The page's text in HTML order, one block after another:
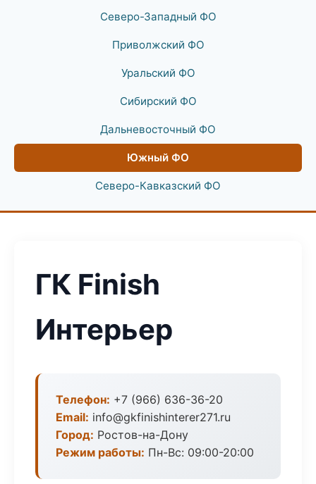
Северо-Западный ФО
Приволжский ФО
Уральский ФО
Сибирский ФО
Дальневосточный ФО
Южный ФО
Северо-Кавказский ФО
ГК Finish
Интерьер
Телефон: +7 (966) 636-36-20
Email: info@gkfinishinterer271.ru
Город: Ростов-на-Дону
Режим работы: Пн-Вс: 09:00-20:00